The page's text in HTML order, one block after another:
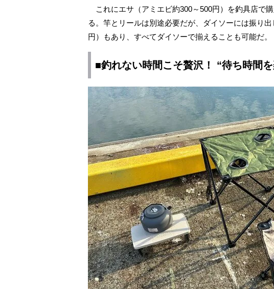
これにエサ（アミエビ約300～500円）を釣具店で
る。竿とリールは別途必要だが、ダイソーには振り
円）もあり、すべてダイソーで揃えることも可能だ。
■釣れない時間こそ贅沢！ “待ち時間